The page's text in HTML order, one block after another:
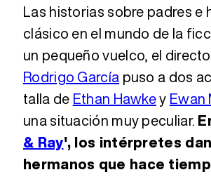
Las historias sobre padres e
clásico en el mundo de la
un pequeño vuelco, el
Rodrigo García puso a dos
talla de Ethan Hawkey Ewan
una situación muy peculiar.
& Ray', los intérpretes
hermanos que hace